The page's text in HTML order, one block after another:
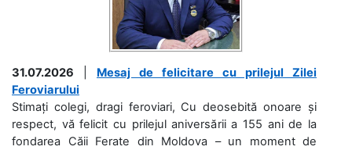
31.07.2026
Mesaj de felicitare cu prilejul Zilei
Feroviarului
Stimați colegi, dragi feroviari, Cu deosebită onoare și
respect, vă felicit cu prilejul aniversării a 155 ani de la
fondarea Căii Ferate din Moldova – un moment de